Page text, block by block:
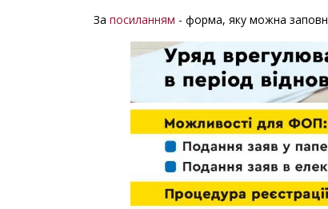
За посиланням - форма, яку можна